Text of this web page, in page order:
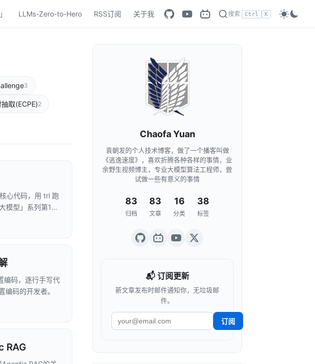
LLMs-Zero-to-Hero RSS订阅 关于我 搜索 Ctrl K
3
取(ECPE)2
心代码，用 trl 跑
模型」系列第12
编码，逐行手写代
码的开发者。
RAG
Chaofa Yuan
袁朝发的个人技术博客，做了一个播客叫做
《逃逸速度》，喜欢折腾各种各样的事情，业
余野生视频博主，专业大模型算法工程师，尝
试做一些有意义的事情
83
归档
83
文章
16
分类
38
标签
📬 订阅更新
新文章发布时邮件通知你，无垃圾邮
件。
订阅